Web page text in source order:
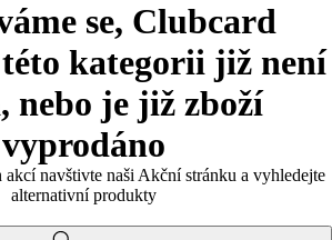
se, Clubcard
kategorii již není
nebo je již zboží
vyprodáno
akcí navštivte naši Akční stránku a vyhledejte
alternativní produkty